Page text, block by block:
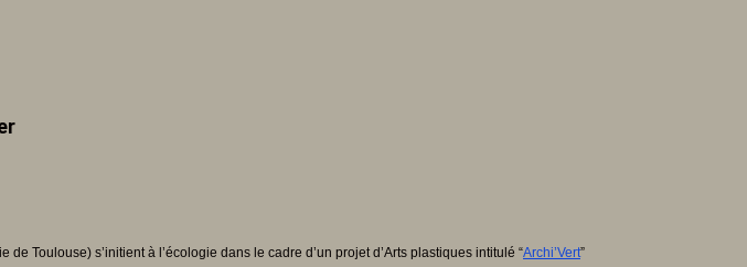
de Toulouse) s’initient à l’écologie dans le cadre d’un projet d’Arts plastiques intitulé “Archi’Vert”